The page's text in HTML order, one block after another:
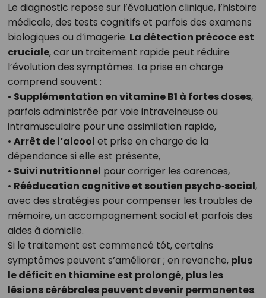
Le diagnostic repose sur l’évaluation clinique, l’histoire
médicale, des tests cognitifs et parfois des examens
biologiques ou d’imagerie. La détection précoce est
cruciale, car un traitement rapide peut réduire
l’évolution des symptômes. La prise en charge
comprend souvent :
• Supplémentation en vitamine B1 à fortes doses,
parfois administrée par voie intraveineuse ou
intramusculaire pour une assimilation rapide,
• Arrêt de l’alcool et prise en charge de la
dépendance si elle est présente,
• Suivi nutritionnel pour corriger les carences,
• Rééducation cognitive et soutien psycho‑social,
avec des stratégies pour compenser les troubles de
mémoire, un accompagnement social et parfois des
aides à domicile.
Si le traitement est commencé tôt, certains
symptômes peuvent s’améliorer ; en revanche, plus
le déficit en thiamine est prolongé, plus les
lésions cérébrales peuvent devenir permanentes.